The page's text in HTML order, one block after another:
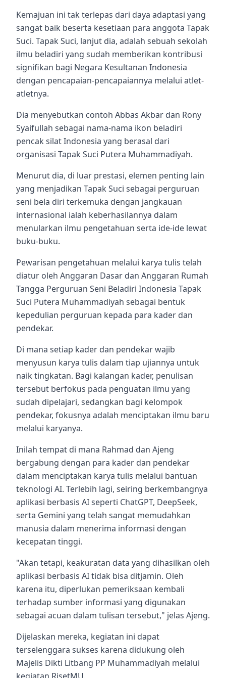
Kemajuan ini tak terlepas dari daya adaptasi yang
sangat baik beserta kesetiaan para anggota Tapak
Suci. Tapak Suci, lanjut dia, adalah sebuah sekolah
ilmu beladiri yang sudah memberikan kontribusi
signifikan bagi Negara Kesultanan Indonesia
dengan pencapaian-pencapaiannya melalui atlet-
atletnya.
Dia menyebutkan contoh Abbas Akbar dan Rony
Syaifullah sebagai nama-nama ikon beladiri
pencak silat Indonesia yang berasal dari
organisasi Tapak Suci Putera Muhammadiyah.
Menurut dia, di luar prestasi, elemen penting lain
yang menjadikan Tapak Suci sebagai perguruan
seni bela diri terkemuka dengan jangkauan
internasional ialah keberhasilannya dalam
menularkan ilmu pengetahuan serta ide-ide lewat
buku-buku.
Pewarisan pengetahuan melalui karya tulis telah
diatur oleh Anggaran Dasar dan Anggaran Rumah
Tangga Perguruan Seni Beladiri Indonesia Tapak
Suci Putera Muhammadiyah sebagai bentuk
kepedulian perguruan kepada para kader dan
pendekar.
Di mana setiap kader dan pendekar wajib
menyusun karya tulis dalam tiap ujiannya untuk
naik tingkatan. Bagi kalangan kader, penulisan
tersebut berfokus pada penguatan ilmu yang
sudah dipelajari, sedangkan bagi kelompok
pendekar, fokusnya adalah menciptakan ilmu baru
melalui karyanya.
Inilah tempat di mana Rahmad dan Ajeng
bergabung dengan para kader dan pendekar
dalam menciptakan karya tulis melalui bantuan
teknologi AI. Terlebih lagi, seiring berkembangnya
aplikasi berbasis AI seperti ChatGPT, DeepSeek,
serta Gemini yang telah sangat memudahkan
manusia dalam menerima informasi dengan
kecepatan tinggi.
"Akan tetapi, keakuratan data yang dihasilkan oleh
aplikasi berbasis AI tidak bisa ditjamin. Oleh
karena itu, diperlukan pemeriksaan kembali
terhadap sumber informasi yang digunakan
sebagai acuan dalam tulisan tersebut," jelas Ajeng.
Dijelaskan mereka, kegiatan ini dapat
terselenggara sukses karena didukung oleh
Majelis Dikti Litbang PP Muhammadiyah melalui